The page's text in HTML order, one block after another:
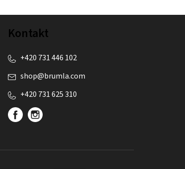
Kontakt
shop@brumla.com
+420 731 446 102
+420 731 625 310